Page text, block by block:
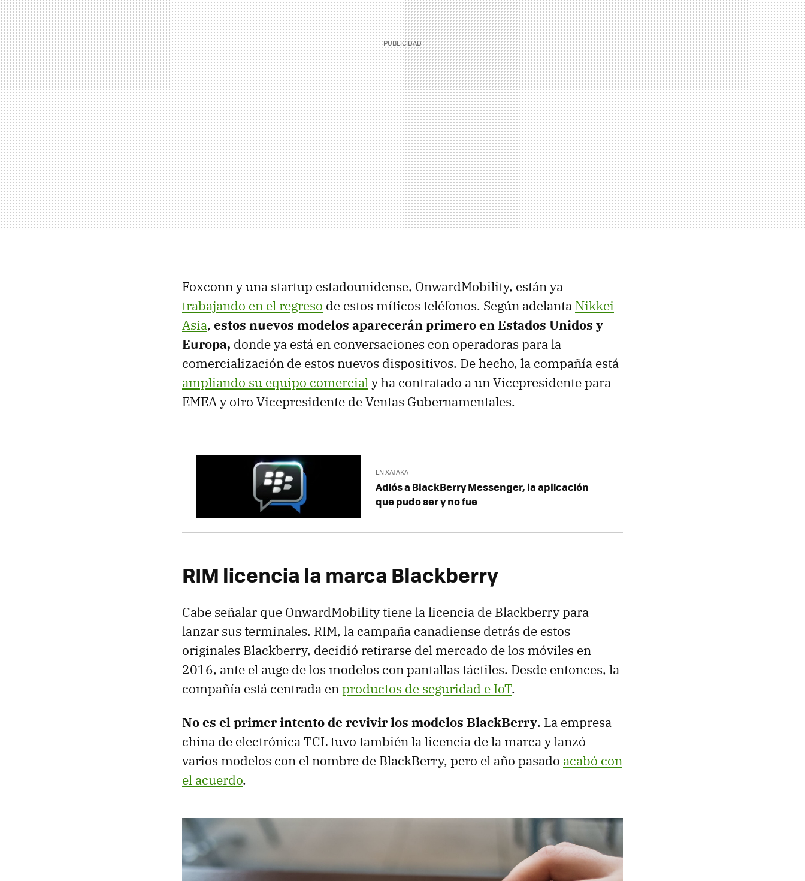
Foxconn y una startup estadounidense, OnwardMobility, están ya
trabajando en el regreso de estos míticos teléfonos. Según adelanta Nikkei
Asia, estos nuevos modelos aparecerán primero en Estados Unidos y
Europa, donde ya está en conversaciones con operadoras para la
comercialización de estos nuevos dispositivos. De hecho, la compañía está
ampliando su equipo comercialy ha contratado a un Vicepresidente para
EMEA y otro Vicepresidente de Ventas Gubernamentales.
EN XATAKA
Adiós a BlackBerry Messenger, la aplicación
que pudo ser y no fue
RIM licencia la marca Blackberry
Cabe señalar que OnwardMobility tiene la licencia de Blackberry para
lanzar sus terminales. RIM, la campaña canadiense detrás de estos
originales Blackberry, decidió retirarse del mercado de los móviles en
2016, ante el auge de los modelos con pantallas táctiles. Desde entonces, la
compañía está centrada enproductos de seguridad e IoT.
No es el primer intento de revivir los modelos BlackBerry. La empresa
china de electrónica TCL tuvo también la licencia de la marca y lanzó
varios modelos con el nombre de BlackBerry, pero el año pasado acabó con
el acuerdo.